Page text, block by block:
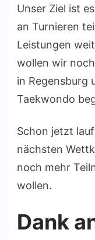
Unser Ziel ist
an Turnieren
Leistungen
wollen wir
in Regensburg
Taekwondo
Schon jetzt
nächsten
noch mehr
wollen.
Dank